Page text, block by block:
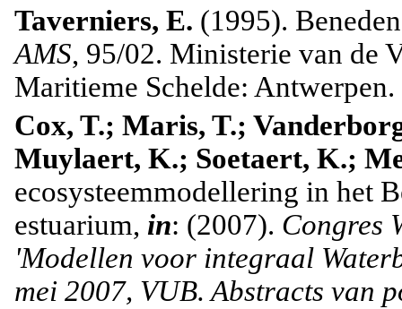
Taverniers, E. (1995).
AMS, 95/02. Ministerie van de
Maritieme Schelde:
Cox, T.; Maris, T.;
Muylaert, K.; Soetaert, K.;
ecosysteemmodellering in het
estuarium, in: (2007). Congres
'Modellen voor integraal
mei 2007, VUB. Abstracts van